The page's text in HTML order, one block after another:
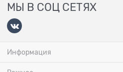
МЫ В СОЦ СЕТЯХ
Информация